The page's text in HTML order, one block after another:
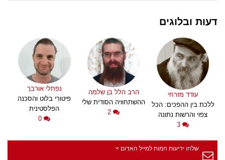
דעות ובלוגים
עודד מזרחי
ללכת בין ההפכים: הכל
צפוי והרשות נתונה
3
הרב הלל בן שלמה
ההשתחוויה הסודית שלי
2
נפתלי אורבך
פיטורי בלוט והסכנה
הפלסטינית
0
שלחו ידיעות חמות למייל האדום >